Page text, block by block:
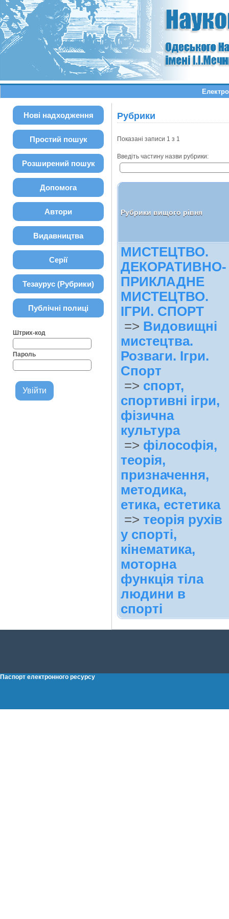
Нові надходження
Простий пошук
Розширений пошук
Допомога
Автори
Видавництва
Серії
Тезаурус (Рубрики)
Публічні полиці
Штрих-код
Пароль
Рубрики
Показані записи 1 з 1
Введіть частину назви рубрики:
Рубрики вищого рівня
МИСТЕЦТВО.
ДЕКОРАТИВНО-
ПРИКЛАДНЕ
МИСТЕЦТВО.
ІГРИ. СПОРТ
=> Видовищні
мистецтва.
Розваги. Ігри.
Спорт
=> спорт,
спортивні ігри,
фізична
культура
=> філософія,
теорія,
призначення,
методика,
етика, естетика
=> теорія рухів
у спорті,
кінематика,
моторна
функція тіла
людини в
спорті
Паспорт електронного ресурсу